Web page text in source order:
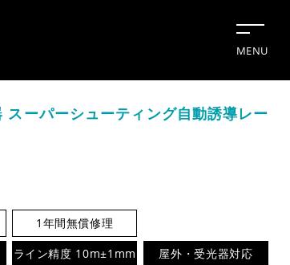
MENU
スーパーシューティング自動誘導レー
1年間無償修理
ライン精度 10m±1mm
屋外・受光器対応